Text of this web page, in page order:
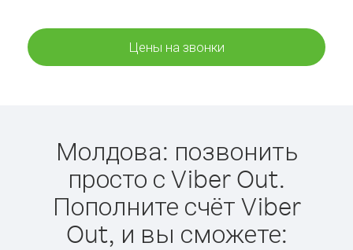
Цены на звонки
Молдова: позвонить
просто с Viber Out.
Пополните счёт Viber
Out, и вы сможете: